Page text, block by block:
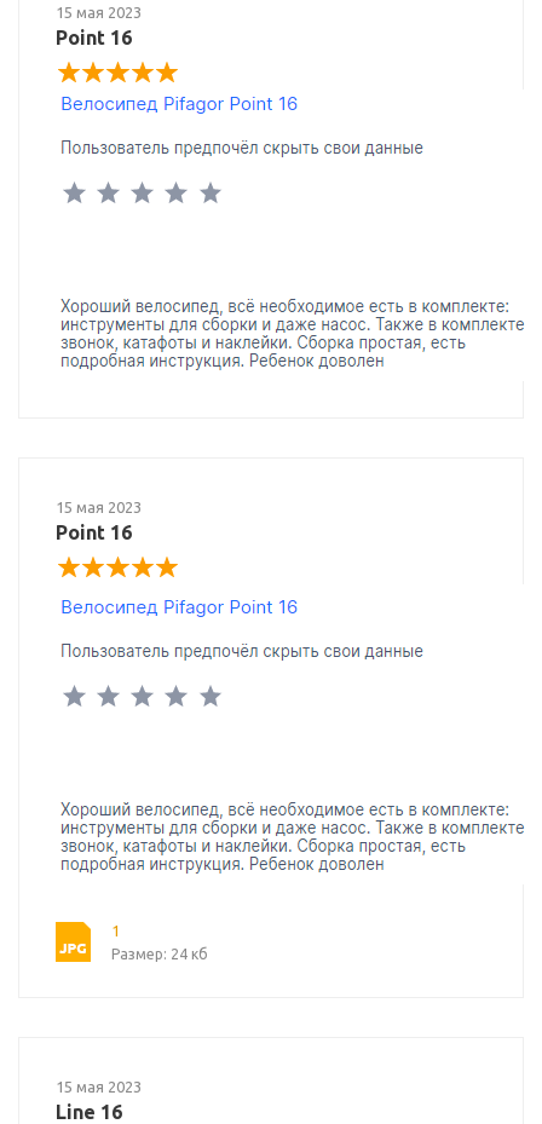
15 мая 2023
Point 16
15 мая 2023
Point 16
1
Размер: 24 кб
15 мая 2023
Line 16